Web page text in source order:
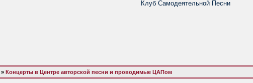
Клуб Самодеятельной Песни
» Концерты в Центре авторской песни и проводимые ЦАПом